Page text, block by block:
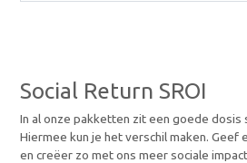
Social Return SROI
In al onze pakketten zit een goede dosis
Hiermee kun je het verschil maken. Geef
en creëer zo met ons meer sociale